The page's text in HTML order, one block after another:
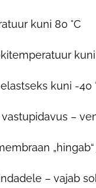
kuni 80 °C
kuni
kuni -40
–
– vajab